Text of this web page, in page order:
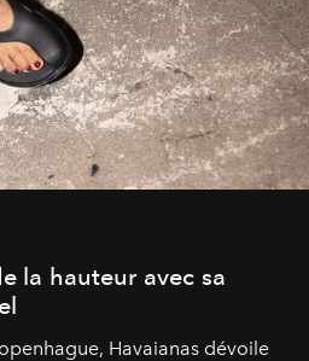
la hauteur avec sa
Havaianas dévoile